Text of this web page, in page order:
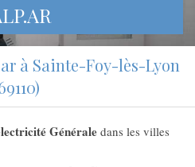
à Sainte-Foy-lès-Lyon
Générale dans les villes